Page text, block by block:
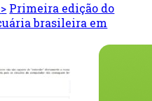
> Primeira edição do
brasileira em